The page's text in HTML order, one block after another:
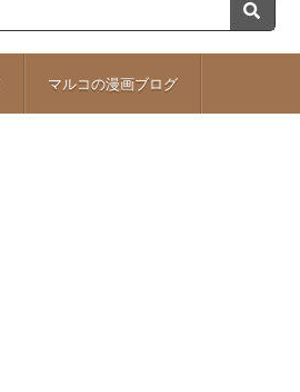
マルコの漫画ブログ